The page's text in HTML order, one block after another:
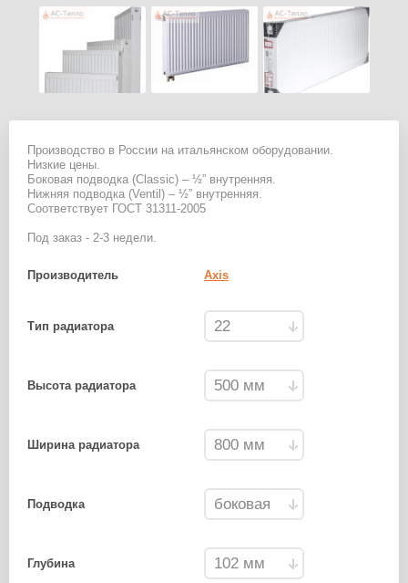
Производство в России на итальянском оборудовании.
Низкие цены.
Боковая подводка (Classic) – ½” внутренняя.
Нижняя подводка (Ventil) – ½” внутренняя.
Соответствует ГОСТ 31311-2005
Под заказ - 2-3 недели.
Производитель Axis
Тип радиатора
Высота радиатора
Ширина радиатора
Подводка
Глубина